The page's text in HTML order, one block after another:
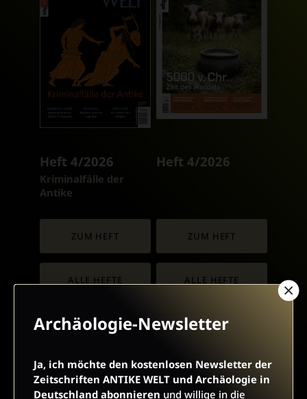
Heft 4/2026
:
Kriminalfälle der
Antike
ZUM HEFT
ALLE HEFTE
Heft 4/2026
ZUM HEFT
ALLE HEFTE
Archäologie-Newsletter
Ja, ich möchte den kostenlosen Newsletter der
Zeitschriften ANTIKE WELT und Archäologie in
Deutschland abonnieren und willige in die